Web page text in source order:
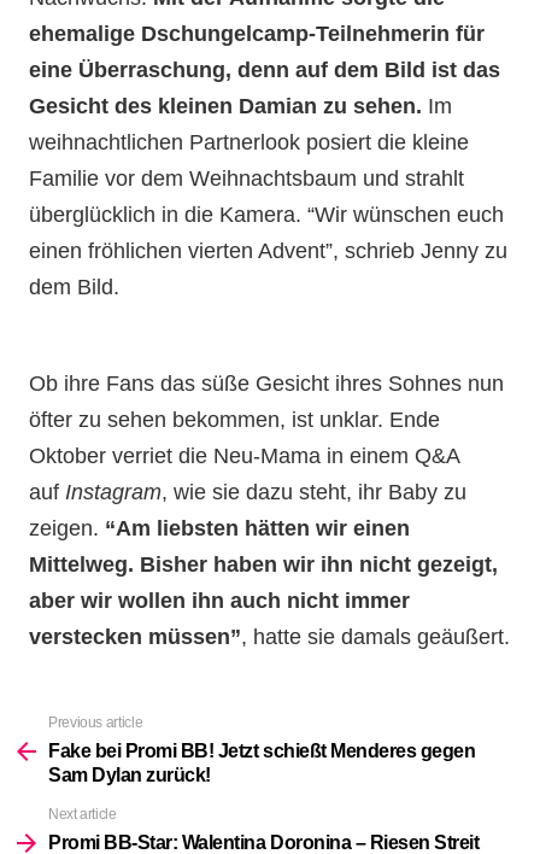
ehemalige Dschungelcamp-Teilnehmerin für
eine Überraschung, denn auf dem Bild ist das
Gesicht des kleinen Damian zu sehen. Im
weihnachtlichen Partnerlook posiert die kleine
Familie vor dem Weihnachtsbaum und strahlt
überglücklich in die Kamera. “Wir wünschen euch
einen fröhlichen vierten Advent”, schrieb Jenny zu
dem Bild.
Ob ihre Fans das süße Gesicht ihres Sohnes nun
öfter zu sehen bekommen, ist unklar. Ende
Oktober verriet die Neu-Mama in einem Q&A
auf Instagram, wie sie dazu steht, ihr Baby zu
zeigen. “Am liebsten hätten wir einen
Mittelweg. Bisher haben wir ihn nicht gezeigt,
aber wir wollen ihn auch nicht immer
verstecken müssen”, hatte sie damals geäußert.
more
Previous article
Fake bei Promi BB! Jetzt schießt Menderes gegen
Sam Dylan zurück!
Next article
Promi BB-Star: Walentina Doronina – Riesen Streit